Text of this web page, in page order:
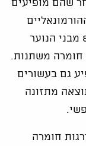
שהם מופיעים
המשמעותיים שמאפיינים גיל זה. כ-80% מבני הנוער
חומרה משתנות.
גם בעשורים
30, לרבות כתוצאה מתזונה
חומרה